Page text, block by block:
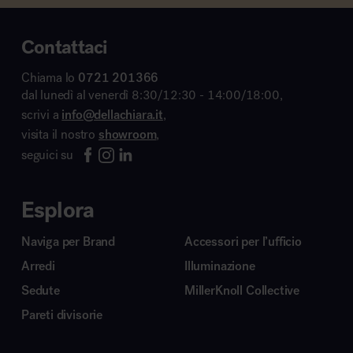
Contattaci
Chiama lo 0721 201366
dal lunedì al venerdì 8:30/12:30 - 14:00/18:00,
scrivi a info@dellachiara.it,
visita il nostro showroom,
seguici su
Esplora
Naviga per Brand
Arredi
Sedute
Pareti divisorie
Accessori per l’ufficio
Illuminazione
MillerKnoll Collective